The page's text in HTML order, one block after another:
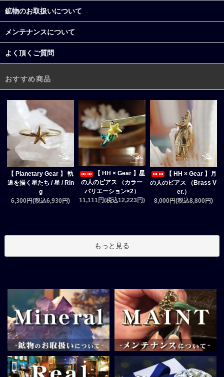
鉱物のお取扱いについて
メンテナンスについて
よく頂くご質問
おすすめ商品
【 Planetary Gear 】 軌
道を描く星たち / 星 / Rin
g
6,300円(税込6,930円)
【 HH × Gear 】星
の人のピアス （カラー
バリエーション×2）
11,111円(税込12,223円)
【 HH × Gear 】月
の人のピアス （Brass V
er.）
8,000円(税込8,800円)
もっと見る